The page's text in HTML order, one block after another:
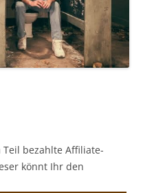
bezahlte Affiliate-
könnt Ihr den